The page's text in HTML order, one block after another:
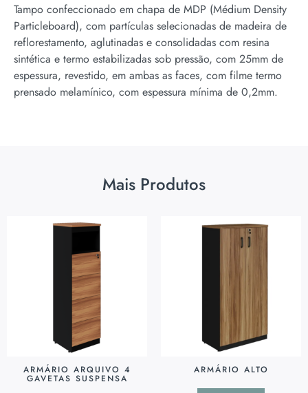
Tampo confeccionado em chapa de MDP (Médium Density
Particleboard), com partículas selecionadas de madeira de
reflorestamento, aglutinadas e consolidadas com resina
sintética e termo estabilizadas sob pressão, com 25mm de
espessura, revestido, em ambas as faces, com filme termo
prensado melamínico, com espessura mínima de 0,2mm.
Mais Produtos
ARMÁRIO ARQUIVO 4
GAVETAS SUSPENSA
ARMÁRIO ALTO